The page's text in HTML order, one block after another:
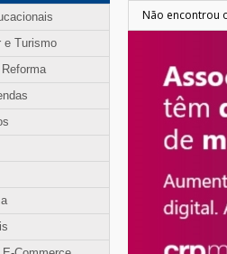
e Turismo
Não encontrou